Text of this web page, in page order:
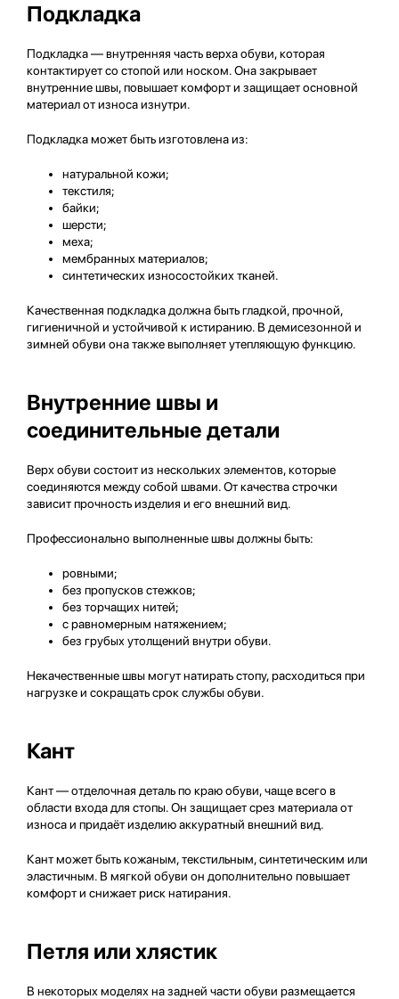
Подкладка
Подкладка — внутренняя часть верха обуви, которая
контактирует со стопой или носком. Она закрывает
внутренние швы, повышает комфорт и защищает основной
материал от износа изнутри.
Подкладка может быть изготовлена из:
натуральной кожи;
текстиля;
байки;
шерсти;
меха;
мембранных материалов;
синтетических износостойких тканей.
Качественная подкладка должна быть гладкой, прочной,
гигиеничной и устойчивой к истиранию. В демисезонной и
зимней обуви она также выполняет утепляющую функцию.
Внутренние швы и
соединительные детали
Верх обуви состоит из нескольких элементов, которые
соединяются между собой швами. От качества строчки
зависит прочность изделия и его внешний вид.
Профессионально выполненные швы должны быть:
ровными;
без пропусков стежков;
без торчащих нитей;
с равномерным натяжением;
без грубых утолщений внутри обуви.
Некачественные швы могут натирать стопу, расходиться при
нагрузке и сокращать срок службы обуви.
Кант
Кант — отделочная деталь по краю обуви, чаще всего в
области входа для стопы. Он защищает срез материала от
износа и придаёт изделию аккуратный внешний вид.
Кант может быть кожаным, текстильным, синтетическим или
эластичным. В мягкой обуви он дополнительно повышает
комфорт и снижает риск натирания.
Петля или хлястик
В некоторых моделях на задней части обуви размещается